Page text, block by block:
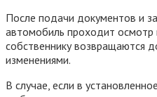
После подачи документов и
автомобиль проходит
собственнику возвращаются
изменениями.
В случае, если в